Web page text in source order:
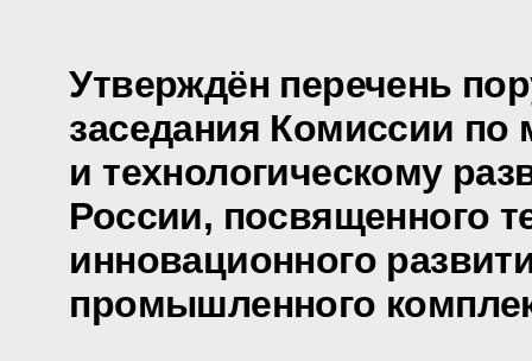
Утверждён перечень
заседания Комиссии по
и технологическому
России, посвященного
инновационного
промышленного